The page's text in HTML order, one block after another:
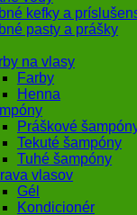
kefky a
pasty a prášky
na vlasy
Farby
Henna
Práškové
Tekuté šampóny
Tuhé šampóny
vlasov
Gél
Kondicionér